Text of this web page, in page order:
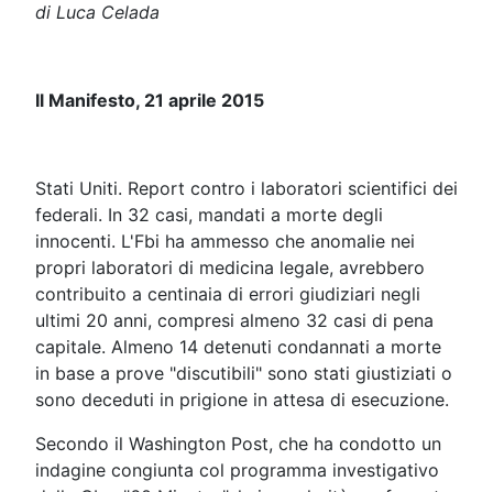
di Luca Celada
Il Manifesto, 21 aprile 2015
Stati Uniti. Report contro i laboratori scientifici dei
federali. In 32 casi, mandati a morte degli
innocenti. L'Fbi ha ammesso che anomalie nei
propri laboratori di medicina legale, avrebbero
contribuito a centinaia di errori giudiziari negli
ultimi 20 anni, compresi almeno 32 casi di pena
capitale. Almeno 14 detenuti condannati a morte
in base a prove "discutibili" sono stati giustiziati o
sono deceduti in prigione in attesa di esecuzione.
Secondo il Washington Post, che ha condotto un
indagine congiunta col programma investigativo